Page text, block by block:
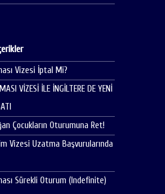
Vizesi İptal Mi?
VİZESİ İLE İNGİLTERE DE YENİ
Çocukların Oturumuna Ret!
Vizesi Uzatma Başvurularında
Sürekli Oturum (Indefinite)